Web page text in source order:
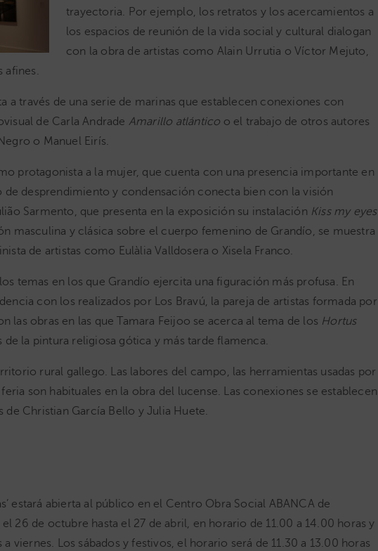
trayectoria. Por ejemplo, los retratos y los acercamientos a
los espacios de reunión de la vida social y cultural dialogan
con la obra de artistas como Alain Urrutia o Víctor Mejuto,
afines.
a través de una serie de marinas que establecen conexiones con
de Carla Andrade Amarillo atlántico o el trabajo de otros autores
o Manuel Eirís.
protagonista a la mujer, que cuenta con una presencia importante en
de desprendimiento y condensación conecta bien con la visión
Sarmento, que presenta en la exposición su instalación Kiss my eyes
masculina y clásica sobre el cuerpo femenino de Grandío, se muestra
de artistas como Eulàlia Valldosera o Xisela Franco.
temas en los que Grandío ejercita una figuración más profusa. En
con los realizados por Los Bravú, la pareja de artistas formada por
las obras en las que Tamara Feijoo se acerca al tema de los Hortus
de la pintura religiosa gótica y más tarde flamenca.
rural gallego. Las labores del campo, las herramientas usadas por
son habituales en la obra del lucense. Las conexiones se establecen
de Christian García Bello y Julia Huete.
estará abierta al público en el Centro Obra Social ABANCA de
26 de octubre hasta el 27 de abril, en horario de 11.00 a 14.00 horas y
viernes. Los sábados y festivos, el horario será de 11.30 a 13.00 horas